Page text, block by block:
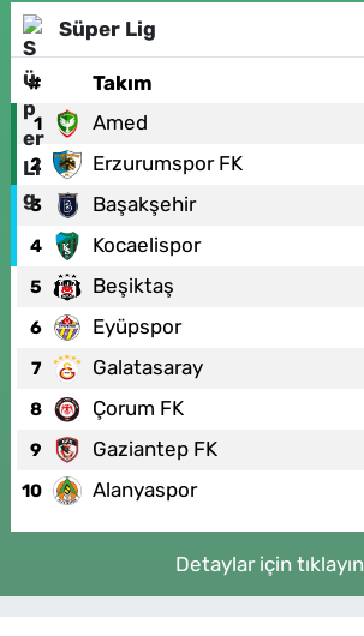
Süper Lig
# Takım
1 Amed
2 Erzurumspor FK
3 Başakşehir
4 Kocaelispor
5 Beşiktaş
6 Eyüpspor
7 Galatasaray
8 Çorum FK
9 Gaziantep FK
10 Alanyaspor
Detaylar için tıklayın